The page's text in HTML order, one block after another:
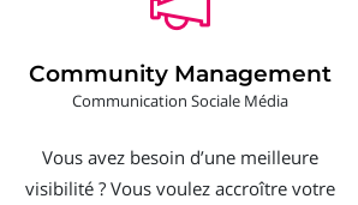
Community Management
Communication Sociale Média
Vous avez besoin d’une meilleure
visibilité ? Vous voulez accroître votre